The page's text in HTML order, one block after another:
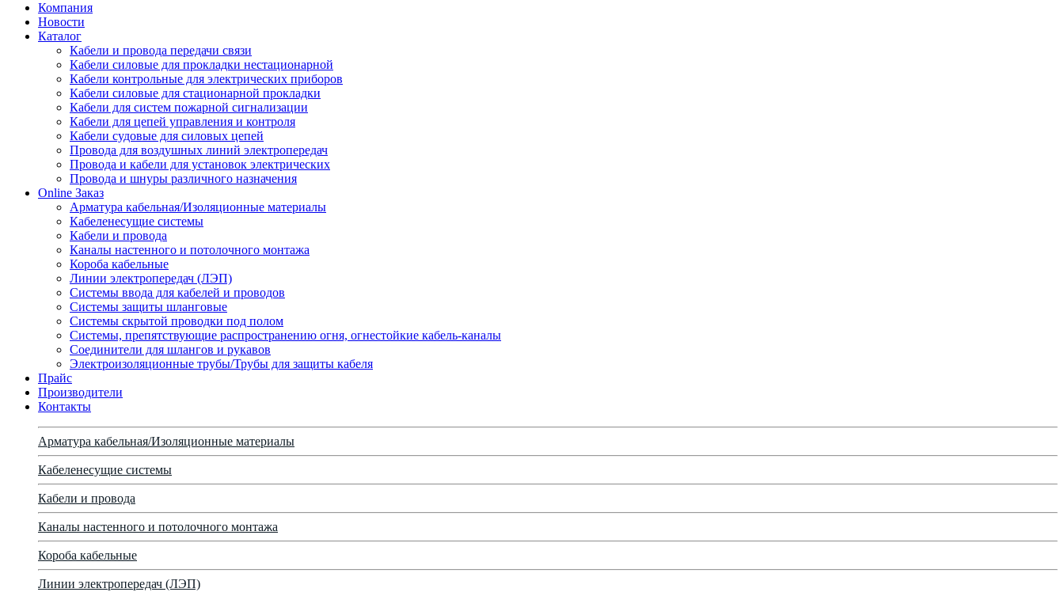
Компания
Новости
Каталог
Кабели и провода передачи связи
Кабели силовые для прокладки нестационарной
Кабели контрольные для электрических приборов
Кабели силовые для стационарной прокладки
Кабели для систем пожарной сигнализации
Кабели для цепей управления и контроля
Кабели судовые для силовых цепей
Провода для воздушных линий электропередач
Провода и кабели для установок электрических
Провода и шнуры различного назначения
Online Заказ
Арматура кабельная/Изоляционные материалы
Кабеленесущие системы
Кабели и провода
Каналы настенного и потолочного монтажа
Короба кабельные
Линии электропередач (ЛЭП)
Системы ввода для кабелей и проводов
Системы защиты шланговые
Системы скрытой проводки под полом
Системы, препятствующие распространению огня, огнестойкие кабель-каналы
Соединители для шлангов и рукавов
Электроизоляционные трубы/Трубы для защиты кабеля
Прайс
Производители
Контакты
Арматура кабельная/Изоляционные материалы
Кабеленесущие системы
Кабели и провода
Каналы настенного и потолочного монтажа
Короба кабельные
Линии электропередач (ЛЭП)